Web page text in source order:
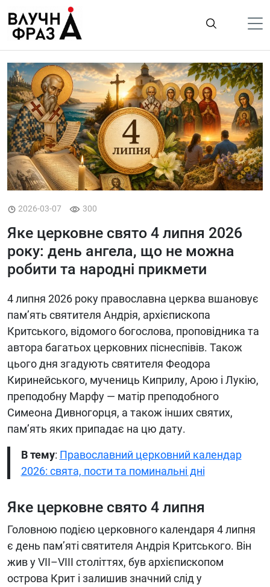
содержимому
Політика
Гроші
Життя
Лайфстайл
ТехноНаука
Людина
Про нас
2026-03-07 300
Яке церковне свято 4 липня 2026
року: день ангела, що не можна
робити та народні прикмети
4 липня 2026 року православна церква вшановує
пам’ять святителя Андрія, архієпископа
Критського, відомого богослова, проповідника та
автора багатьох церковних піснеспівів. Також
цього дня згадують святителя Феодора
Киринейського, мучениць Киприлу, Арою і Лукію,
преподобну Марфу — матір преподобного
Симеона Дивногорця, а також інших святих,
пам’ять яких припадає на цю дату.
В тему: Православний церковний календар
2026: свята, пости та поминальні дні
Яке церковне свято 4 липня
Головною подією церковного календаря 4 липня
є день пам’яті святителя Андрія Критського. Він
жив у VII–VIII століттях, був архієпископом
острова Крит і залишив значний слід у